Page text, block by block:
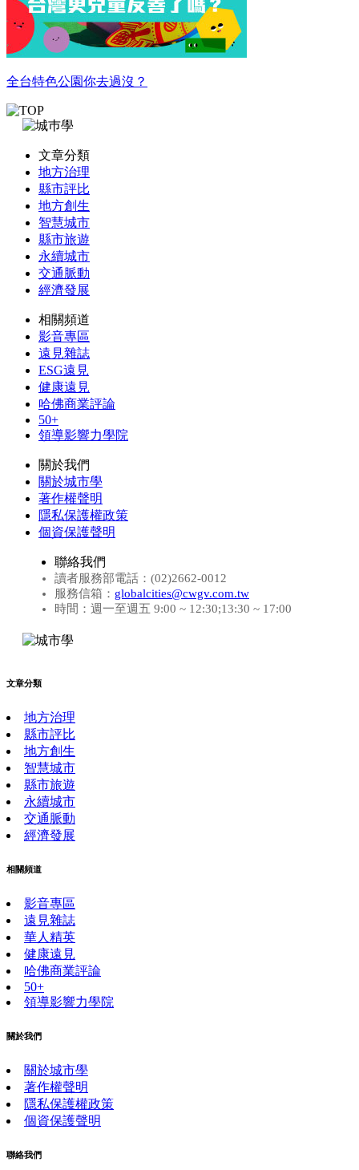
全台特色公園你去過沒？
文章分類
地方治理
縣市評比
地方創生
智慧城市
縣市旅遊
永續城市
交通脈動
經濟發展
相關頻道
影音專區
遠見雜誌
ESG遠見
健康遠見
哈佛商業評論
50+
領導影響力學院
關於我們
關於城市學
著作權聲明
隱私保護權政策
個資保護聲明
聯絡我們
讀者服務部電話：(02)2662-0012
服務信箱： globalcities@cwgv.com.tw
時間：週一至週五 9:00 ~ 12:30;13:30 ~ 17:00
文章分類
地方治理
縣市評比
地方創生
智慧城市
縣市旅遊
永續城市
交通脈動
經濟發展
相關頻道
影音專區
遠見雜誌
華人精英
健康遠見
哈佛商業評論
50+
領導影響力學院
關於我們
關於城市學
著作權聲明
隱私保護權政策
個資保護聲明
聯絡我們